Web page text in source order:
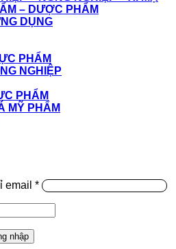
– DƯỢC PHẨM
DỤNG
PHẨM
NGHIỆP
PHẨM
MỸ PHẨM
email *
nhập